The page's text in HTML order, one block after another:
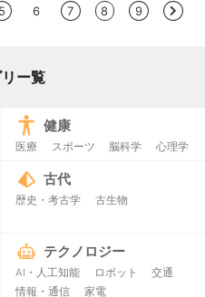
5 6 7 8 9 >
ー覧
健康
医療 スポーツ 脳科学 心理学
古代
歴史・考古学 古生物
テクノロジー
AI・人工知能 ロボット
交通
情報・通信
家電